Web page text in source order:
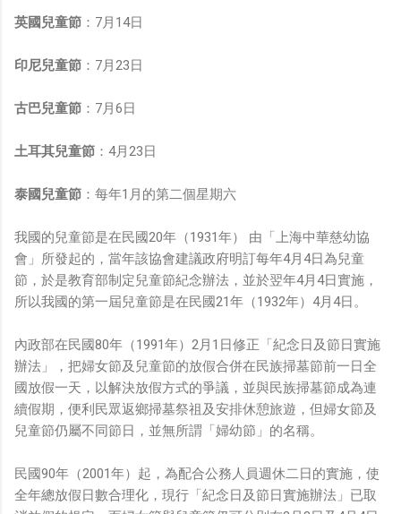
英國兒童節 ：7月14日
印尼兒童節 ：7月23日
古巴兒童節 ：7月6日
土耳其兒童節 ：4月23日
泰國兒童節 ：每年1月的第二個星期六
我國的兒童節是在民國20年（1931年） 由「上海中華慈幼協
會」所發起的，當年該協會建議政府明訂每年4月4日為兒童
節，於是教育部制定兒童節紀念辦法，並於翌年4月4日實施，
所以我國的第一屆兒童節是在民國21年（1932年）4月4日。
內政部在民國80年（1991年）2月1日修正「紀念日及節日實施
辦法」，把婦女節及兒童節的放假合併在民族掃墓節前一日全
國放假一天，以解決放假方式的爭議，並與民族掃墓節成為連
續假期，便利民眾返鄉掃墓祭祖及安排休憩旅遊，但婦女節及
兒童節仍屬不同節日，並無所謂「婦幼節」的名稱。
民國90年（2001年）起，為配合公務人員週休二日的實施，使
全年總放假日數合理化，現行「紀念日及節日實施辦法」已取